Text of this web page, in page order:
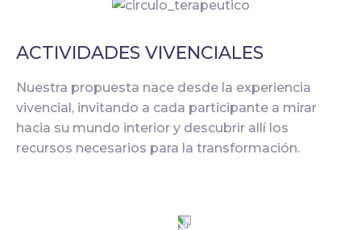
ACTIVIDADES VIVENCIALES
Nuestra propuesta nace desde la experiencia
vivencial, invitando a cada participante a mirar
hacia su mundo interior y descubrir allí los
recursos necesarios para la transformación.